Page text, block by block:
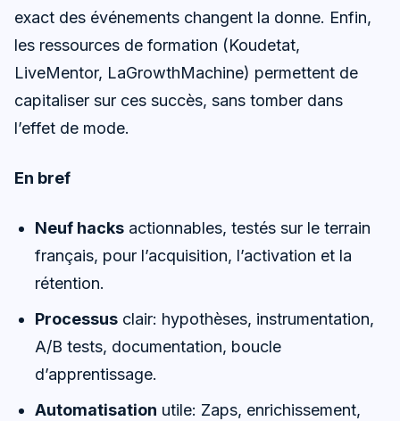
exact des événements changent la donne. Enfin,
les ressources de formation (Koudetat,
LiveMentor, LaGrowthMachine) permettent de
capitaliser sur ces succès, sans tomber dans
l’effet de mode.
En bref
Neuf hacks actionnables, testés sur le terrain
français, pour l’acquisition, l’activation et la
rétention.
Processus clair: hypothèses, instrumentation,
A/B tests, documentation, boucle
d’apprentissage.
Automatisation utile: Zaps, enrichissement,